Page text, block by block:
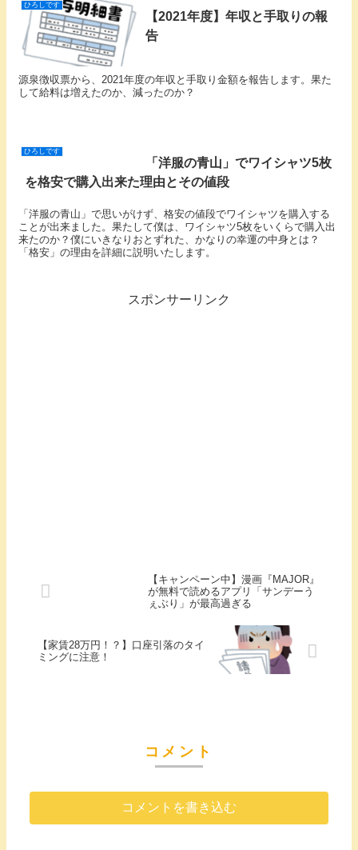
ひろしです
【2021年度】年収と手取りの報
告
源泉徴収票から、2021年度の年収と手取り金額を報告します。果た
して給料は増えたのか、減ったのか？
ひろしです
「洋服の青山」でワイシャツ5枚
を格安で購入出来た理由とその値段
「洋服の青山」で思いがけず、格安の値段でワイシャツを購入する
ことが出来ました。果たして僕は、ワイシャツ5枚をいくらで購入出
来たのか？僕にいきなりおとずれた、かなりの幸運の中身とは？
「格安」の理由を詳細に説明いたします。
スポンサーリンク
【キャンペーン中】漫画『MAJOR』
が無料で読めるアプリ「サンデーう
ぇぶり」が最高過ぎる
【家賃28万円！？】口座引落のタイ
ミングに注意！
コメント
コメントを書き込む